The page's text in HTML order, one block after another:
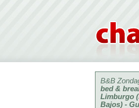
B&B
bed &
Limburgo
Bajos) -